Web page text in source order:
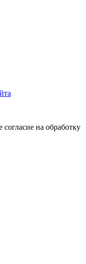
на обработку